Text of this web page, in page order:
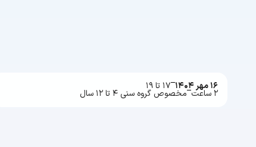
۱۶ مهر ۱۴۰۴ ۱۷ تا ۱۹
۲ ساعت مخصوص گروه سنی ۴ تا ۱۲ سال